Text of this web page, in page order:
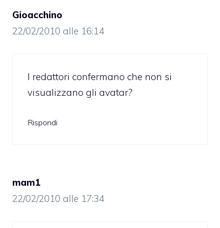
Gioacchino
22/02/2010 alle 16:14
I redattori confermano che non si
visualizzano gli avatar?
Rispondi
mam1
22/02/2010 alle 17:34